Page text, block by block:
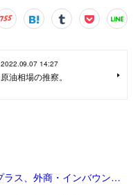
2022.09.07 14:27
原油相場の推察。
「大手百貨店／9月4社そろって前年プラス、外商・インバウンド好調 | 流通ニュース」